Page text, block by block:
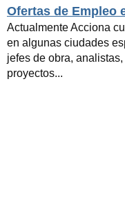
Ofertas de Empleo
Actualmente Acciona
en algunas ciudades
jefes de obra,
proyectos...